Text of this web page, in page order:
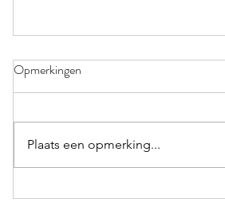
KLEURRIJK
Verdorie toch, weer vergeten!
volgende keer mijn knijper en
Opmerkingen
Plaats een opmerking...